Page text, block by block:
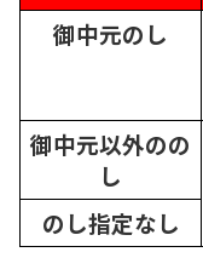
御中元のし
御中元以外のの
し
のし指定なし